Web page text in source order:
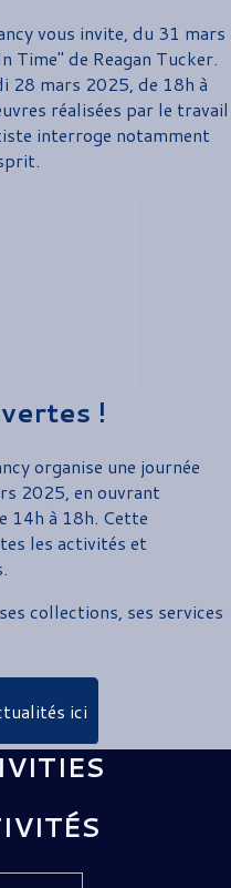
vous invite, du 31 mars
Time" de Reagan Tucker.
28 mars 2025, de 18h à
réalisées par le travail
interroge notamment
!
organise une journée
2025, en ouvrant
14h à 18h. Cette
les activités et
collections, ses services
ici